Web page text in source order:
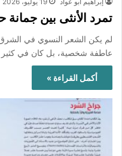
تمرد الأنثى بين
لم يكن الشعر النسوي في
عاطفة شخصية، بل كان في
أكمل القراءة »